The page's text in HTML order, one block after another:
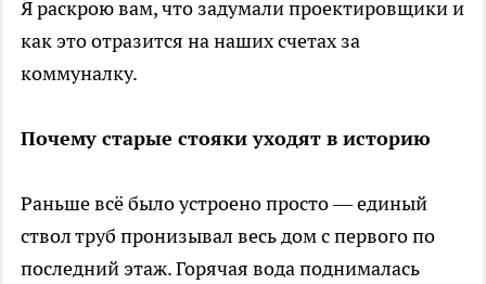
Я раскрою вам, что задумали проектировщики и
как это отразится на наших счетах за
коммуналку.
Почему старые стояки уходят в историю
Раньше всё было устроено просто — единый
ствол труб пронизывал весь дом с первого по
последний этаж. Горячая вода поднималась